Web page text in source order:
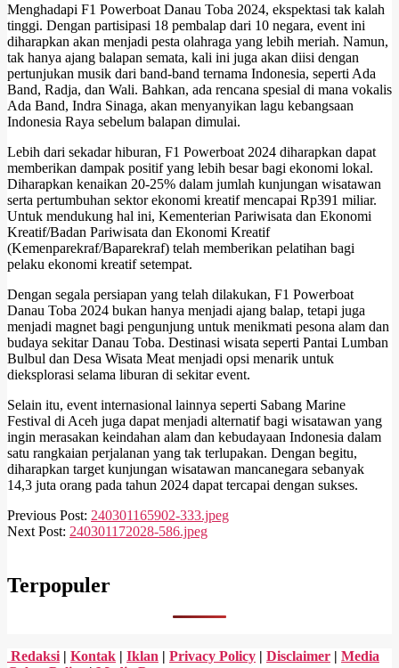
Menghadapi F1 Powerboat Danau Toba 2024, ekspektasi tak kalah
tinggi. Dengan partisipasi 18 pembalap dari 10 negara, event ini
diharapkan akan menjadi pesta olahraga yang lebih meriah. Namun,
tak hanya ajang balapan semata, kali ini juga akan diisi dengan
pertunjukan musik dari band-band ternama Indonesia, seperti Ada
Band, Radja, dan Wali. Bahkan, ada rencana spesial di mana vokalis
Ada Band, Indra Sinaga, akan menyanyikan lagu kebangsaan
Indonesia Raya sebelum balapan dimulai.
Lebih dari sekadar hiburan, F1 Powerboat 2024 diharapkan dapat
memberikan dampak positif yang lebih besar bagi ekonomi lokal.
Diharapkan kenaikan 20-25% dalam jumlah kunjungan wisatawan
serta pertumbuhan sektor ekonomi kreatif mencapai Rp391 miliar.
Untuk mendukung hal ini, Kementerian Pariwisata dan Ekonomi
Kreatif/Badan Pariwisata dan Ekonomi Kreatif
(Kemenparekraf/Baparekraf) telah memberikan pelatihan bagi
pelaku ekonomi kreatif setempat.
Dengan segala persiapan yang telah dilakukan, F1 Powerboat
Danau Toba 2024 bukan hanya menjadi ajang balap, tetapi juga
menjadi magnet bagi pengunjung untuk menikmati pesona alam dan
budaya sekitar Danau Toba. Destinasi wisata seperti Pantai Lumban
Bulbul dan Desa Wisata Meat menjadi opsi menarik untuk
dieksplorasi selama liburan di sekitar event.
Selain itu, event internasional lainnya seperti Sabang Marine
Festival di Aceh juga dapat menjadi alternatif bagi wisatawan yang
ingin merasakan keindahan alam dan kebudayaan Indonesia dalam
satu rangkaian perjalanan yang tak terlupakan. Dengan begitu,
diharapkan target kunjungan wisatawan mancanegara sebanyak
14,3 juta orang pada tahun 2024 dapat tercapai dengan sukses.
2024-
03-
Previous Post: 240301165902-333.jpeg
Next Post: 240301172028-586.jpeg
Terpopuler
Redaksi | Kontak | Iklan | Privacy Policy | Disclaimer | Media